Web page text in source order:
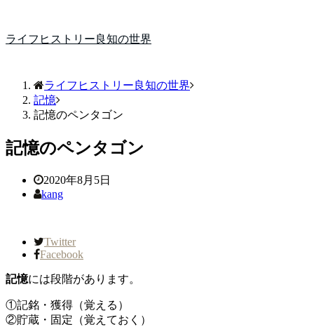
ライフヒストリー良知の世界
ライフヒストリー良知の世界
記憶
記憶のペンタゴン
記憶のペンタゴン
2020年8月5日
kang
Twitter
Facebook
記憶には段階があります。
①記銘・獲得（覚える）
②貯蔵・固定（覚えておく）